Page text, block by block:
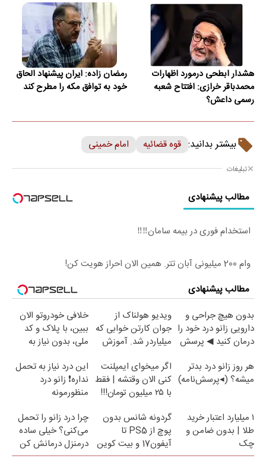
هشدار ابطحی درمورد اظهارات
محمدباقر خرازی: افتتاح شعبه
رسمی داعش؟
رمضان زاده: ایران پیشنهاد الحاق
خود به توافق مکه را مطرح کند
بیشتر بدانید: قوه قضائیه امام خمینی
تبلیغات
مطالب پیشنهادی
استخدام فوری در بیمه سامان‼️‼️
وام 200 میلیونی آبان تتر. همین الان احراز هویت کن!
مطالب پیشنهادی
بدون هیچ جراحی و
دارویی زانو درد خود را
درمان کنید ◀ پرسش
ویدیو هولناک از
جوان کارتن خوابی که
میلیاردر شد. آموزش
خلافی خودروتو الان
ببین، با پلاک و کد
ملی، بدون نیاز به
هر روز زانو درد بدتر
میشه؟ (◂پرسش‌نامه)
اگر میخوای ایمپلنت
کنی الان وقتشه | فقط
با ۲۵ میلیون تومان!!!
این درد نیاز به تحمل
نداره❗ زانو درد
منظورمونه
۱ میلیارد اعتبار خرید
طلا | بدون ضامن و
چک
گردونه شانس بدون
پوچ از PS5 تا
آیفون17 و بیت کوین
🔥
چرا درد زانو را تحمل
می‌کنی؟ خیلی ساده
درمنزل درمانش کن